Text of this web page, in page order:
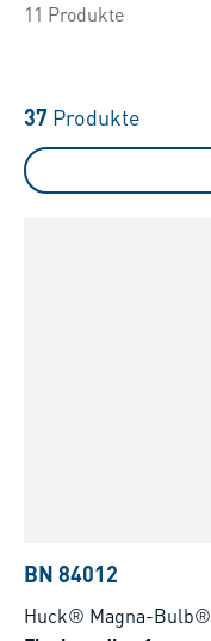
11 Produkte
37 Produkte
BN 84012
Huck® Magna-